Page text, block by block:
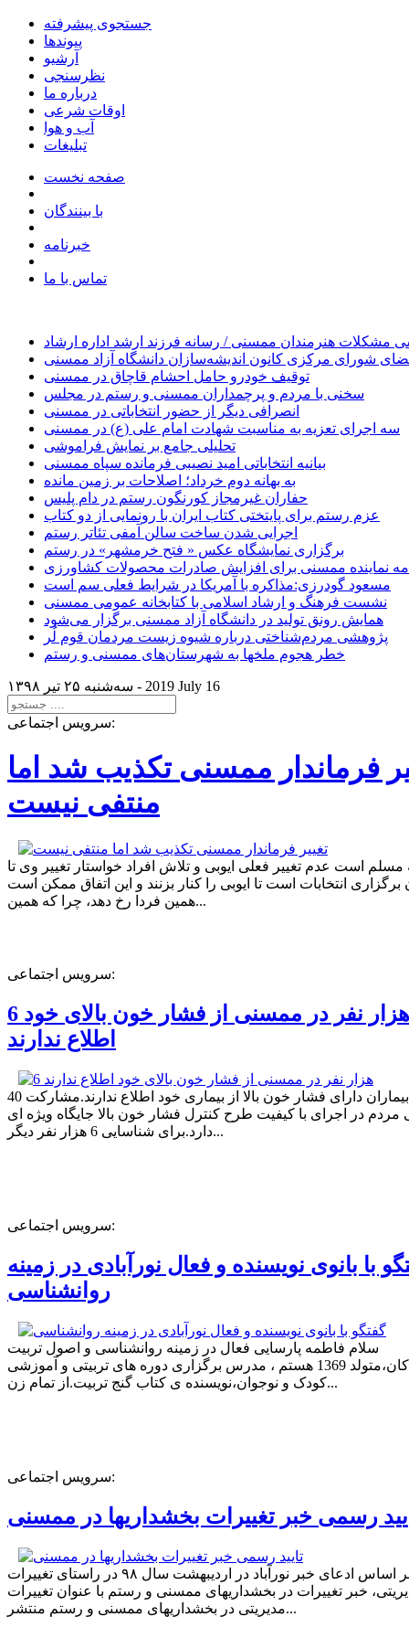
جستجوی پیشرفته
پیوندها
آرشیو
نظرسنجی
درباره ما
اوقات شرعی
آب و هوا
تبلیغات
صفحه نخست
با بینندگان
خبرنامه
تماس با ما
مشکلات هنرمندان ممسنی / رسانه فرزند ارشد اداره ارشاد
شورای مرکزی کانون اندیشه‌سازان دانشگاه آزاد ممسنی
توقیف خودرو حامل احشام قاچاق در ممسنی
سخنی با مردم و پرچمداران ممسنی و رستم در مجلس
انصرافی دیگر از حضور انتخاباتی در ممسنی
سه اجرای تعزیه به مناسبت شهادت امام علی (ع) در ممسنی
تحلیلی جامع بر نمایش فراموشی
بیانیه انتخاباتی امید نصیبی فرمانده سپاه ممسنی
به بهانه دوم خرداد؛ اصلاحات بر زمین مانده
حفاران غیرمجاز کورنگون رستم در دام پلیس
عزم رستم برای پایتختی کتاب ایران با رونمایی از دو کتاب
اجرایی شدن ساخت سالن آمفی تئاتر رستم
برگزاری نمایشگاه عکس « فتح خرمشهر» در رستم
نماینده ممسنی برای افزایش صادرات محصولات کشاورزی
مسعود گودرزی:مذاکره با آمریکا در شرایط فعلی سم است
نشست فرهنگ و ارشاد اسلامی با کتابخانه عمومی ممسنی
همایش رونق تولید در دانشگاه آزاد ممسنی برگزار می‌شود
پژوهشی مردم‌شناختی درباره شیوه زیست مردمان قوم لُر
خطر هجوم ملخها به شهرستان‌های ممسنی و رستم
سه‌شنبه ۲۵ تير ۱۳۹۸ - 2019 July 16
سرویس اجتماعی:
فرماندار ممسنی تکذیب شد اما
منتفی نیست
مسلم است عدم تغییر فعلی ایوبی و تلاش افراد خواستار تغییر وی تا
برگزاری انتخابات است تا ایوبی را کنار بزنند و این اتفاق ممکن است
همین فردا رخ دهد، چرا که همین...
سرویس اجتماعی:
6 هزار نفر در ممسنی از فشار خون بالای خود
اطلاع ندارند
40 درصد بیماران دارای فشار خون بالا از بیماری خود اطلاع ندارند.مشارکت
در اجرای با کیفیت طرح کنترل فشار خون بالا جایگاه ویژه ای
دارد.برای شناسایی 6 هزار نفر دیگر...
سرویس اجتماعی:
با بانوی نویسنده و فعال نورآبادی در زمینه
روانشناسی
سلام فاطمه پارسایی فعال در زمینه روانشناسی و اصول تربیت
کودکان،متولد 1369 هستم ، مدرس برگزاری دوره های تربیتی و آموزشی
کودک و نوجوان،نویسنده ی کتاب گنج تربیت.از تمام زن...
سرویس اجتماعی:
رسمی خبر تغییرات بخشداریها در ممسنی
بر اساس ادعای خبر نورآباد در اردیبهشت سال ۹۸ در راستای تغییرات
خبر تغییرات در بخشداریهای ممسنی و رستم با عنوان تغییرات
مدیریتی در بخشداریهای ممسنی و رستم منتشر...